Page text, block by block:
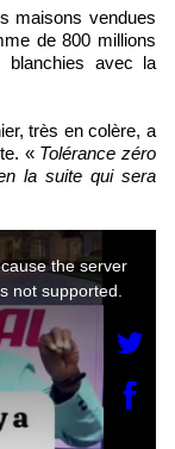
de 800 millions
blanchies avec la
très en colère, a
« Tolérance zéro
la suite qui sera